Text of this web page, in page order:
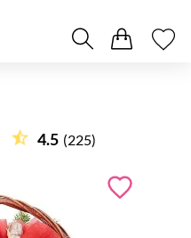
4.5 (225)